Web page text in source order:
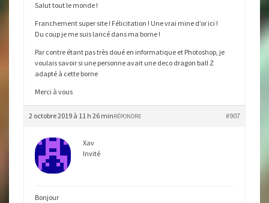
Salut tout le monde !
Franchement super site ! Félicitation ! Une vrai mine d’or ici !
Du coup je me suis lancé dans ma borne !
Par contre étant pas très doué en informatique et Photoshop, je
voulais savoir si une personne avait une deco dragon ball Z
adapté à cette borne
Merci à vous
2 octobre 2019 à 11 h 26 min #907
RÉPONDRE
Xav
Invité
Bonjour